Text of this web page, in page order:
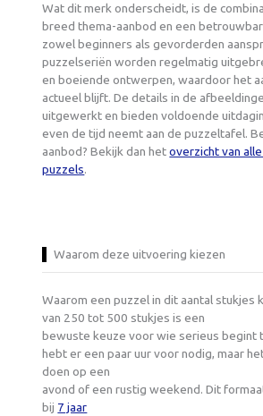
Wat dit merk onderscheidt, is de
breed thema-aanbod en een
zowel beginners als gevorderden
puzzelseriën worden regelmatig
en boeiende ontwerpen, waardoor het
actueel blijft. De details in de
uitgewerkt en bieden voldoende
even de tijd neemt aan de puzzeltafel.
aanbod? Bekijk dan hetoverzicht van
puzzels.
Waarom deze uitvoering kiezen
Waarom een puzzel in dit aantal stukjes
van 250 tot 500 stukjes is een
bewuste keuze voor wie serieus begint
hebt er een paar uur voor nodig, maar
doen op een
avond of een rustig weekend. Dit
bij 7 jaar